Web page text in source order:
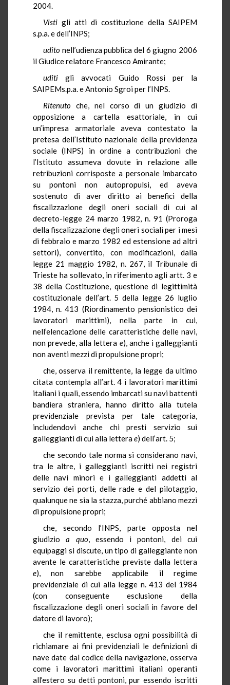
2004.
Visti gli atti di costituzione della SAIPEM
s.p.a. e dell’INPS;
udito nell’udienza pubblica del 6 giugno 2006
il Giudice relatore Francesco Amirante;
uditi gli avvocati Guido Rossi per la
SAIPEMs.p.a. e Antonio Sgroi per l’INPS.
Ritenuto che, nel corso di un giudizio di
opposizione a cartella esattoriale, in cui
un’impresa armatoriale aveva contestato la
pretesa dell’Istituto nazionale della previdenza
sociale (INPS) in ordine a contribuzioni che
l’Istituto assumeva dovute in relazione alle
retribuzioni corrisposte a personale imbarcato
su pontoni non autopropulsi, ed aveva
sostenuto di aver diritto ai benefici della
fiscalizzazione degli oneri sociali di cui al
decreto-legge 24 marzo 1982, n. 91 (Proroga
della fiscalizzazione degli oneri sociali per i mesi
di febbraio e marzo 1982 ed estensione ad altri
settori), convertito, con modificazioni, dalla
legge 21 maggio 1982, n. 267, il Tribunale di
Trieste ha sollevato, in riferimento agli artt. 3 e
38 della Costituzione, questione di legittimità
costituzionale dell’art. 5 della legge 26 luglio
1984, n. 413 (Riordinamento pensionistico dei
lavoratori marittimi), nella parte in cui,
nell’elencazione delle caratteristiche delle navi,
non prevede, alla lettera e), anche i galleggianti
non aventi mezzi di propulsione propri;
che, osserva il remittente, la legge da ultimo
citata contempla all’art. 4 i lavoratori marittimi
italiani i quali, essendo imbarcati su navi battenti
bandiera straniera, hanno diritto alla tutela
previdenziale prevista per tale categoria,
includendovi anche chi presti servizio sui
galleggianti di cui alla letterae) dell’art. 5;
che secondo tale norma si considerano navi,
tra le altre, i galleggianti iscritti nei registri
delle navi minori e i galleggianti addetti al
servizio dei porti, delle rade e del pilotaggio,
qualunque ne sia la stazza, purché abbiano mezzi
di propulsione propri;
che, secondo l’INPS, parte opposta nel
giudizioa quo, essendo i pontoni, dei cui
equipaggi si discute, un tipo di galleggiante non
avente le caratteristiche previste dalla lettera
e), non sarebbe applicabile il regime
previdenziale di cui alla legge n. 413 del 1984
(con conseguente esclusione della
fiscalizzazione degli oneri sociali in favore del
datore di lavoro);
che il remittente, esclusa ogni possibilità di
richiamare ai fini previdenziali le definizioni di
nave date dal codice della navigazione, osserva
come i lavoratori marittimi italiani operanti
all’estero su detti pontoni, pur essendo iscritti